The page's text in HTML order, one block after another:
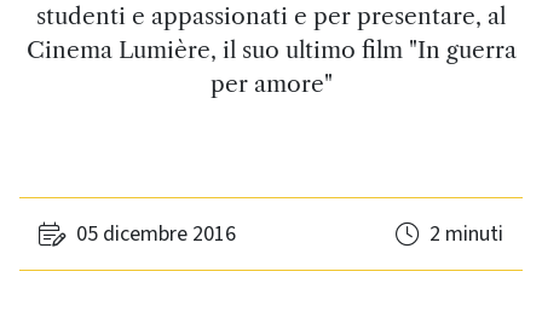
studenti e appassionati e per presentare, al
Cinema Lumière, il suo ultimo film "In guerra
per amore"
05 dicembre 2016 2 minuti